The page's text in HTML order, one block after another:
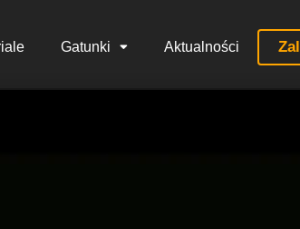
Gatunki Aktualności